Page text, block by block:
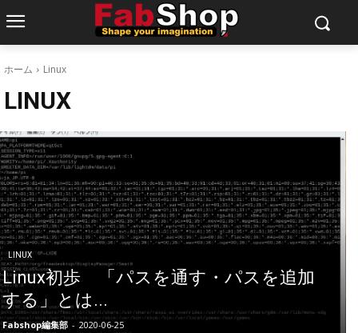
ホーム Linux
LINUX
LINUX
Linux初歩 「パスを通す・パスを追加
する」とは...
Fabshop編集部 - 2020-06-25